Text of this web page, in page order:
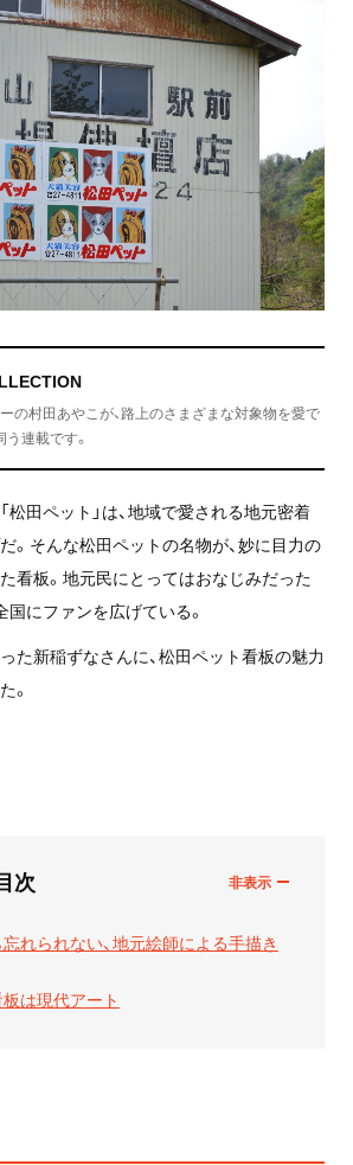
の村田あやこが、路上のさまざまな対象物を愛で
連載です。
松田ペット」は、地域で愛される地元密着
。そんな松田ペットの名物が、妙に目力の
看板。地元民にとってはおなじみだった
国にファンを広げている。
た新稲ずなさんに、松田ペット看板の魅力
。
次
れられない、地元絵師による手描き
は現代アート